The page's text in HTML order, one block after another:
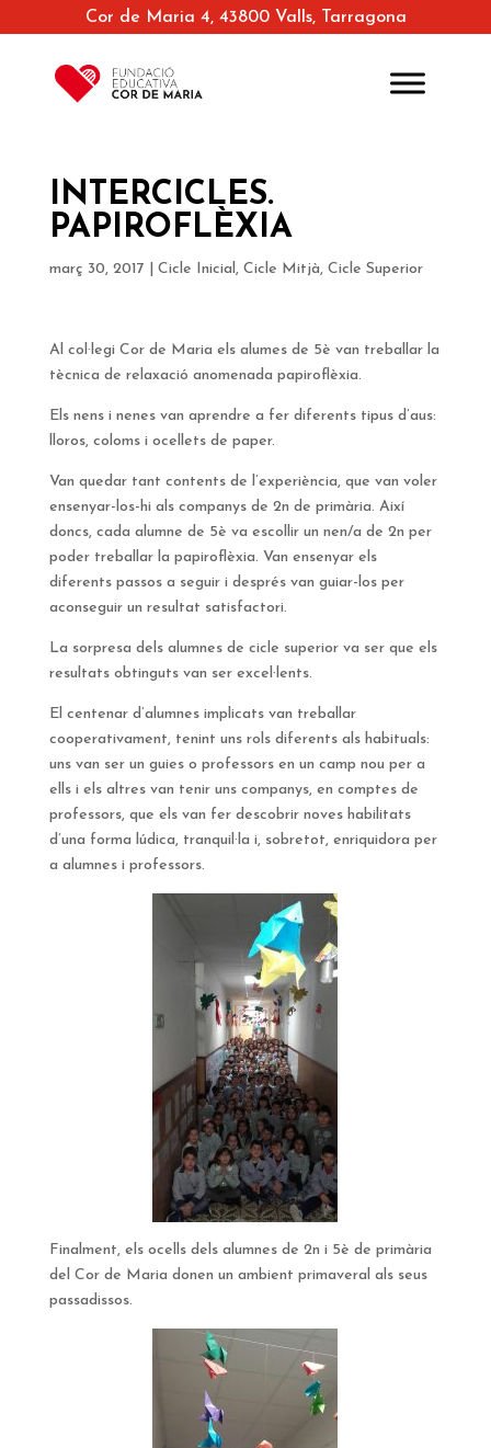
Cor de Maria 4, 43800 Valls, Tarragona
INTERCICLES.
PAPIROFLÈXIA
març 30, 2017 Cicle Inicial, Cicle Mitjà, Cicle Superior
Al col·legi Cor de Maria els alumes de 5è van treballar la
tècnica de relaxació anomenada papiroflèxia.
Els nens i nenes van aprendre a fer diferents tipus d’aus:
lloros, coloms i ocellets de paper.
Van quedar tant contents de l’experiència, que van voler
ensenyar-los-hi als companys de 2n de primària. Així
doncs, cada alumne de 5è va escollir un nen/a de 2n per
poder treballar la papiroflèxia. Van ensenyar els
diferents passos a seguir i després van guiar-los per
aconseguir un resultat satisfactori.
La sorpresa dels alumnes de cicle superior va ser que els
resultats obtinguts van ser excel·lents.
El centenar d’alumnes implicats van treballar
cooperativament, tenint uns rols diferents als habituals:
uns van ser un guies o professors en un camp nou per a
ells i els altres van tenir uns companys, en comptes de
professors, que els van fer descobrir noves habilitats
d’una forma lúdica, tranquil·la i, sobretot, enriquidora per
a alumnes i professors.
Finalment, els ocells dels alumnes de 2n i 5è de primària
del Cor de Maria donen un ambient primaveral als seus
passadissos.​